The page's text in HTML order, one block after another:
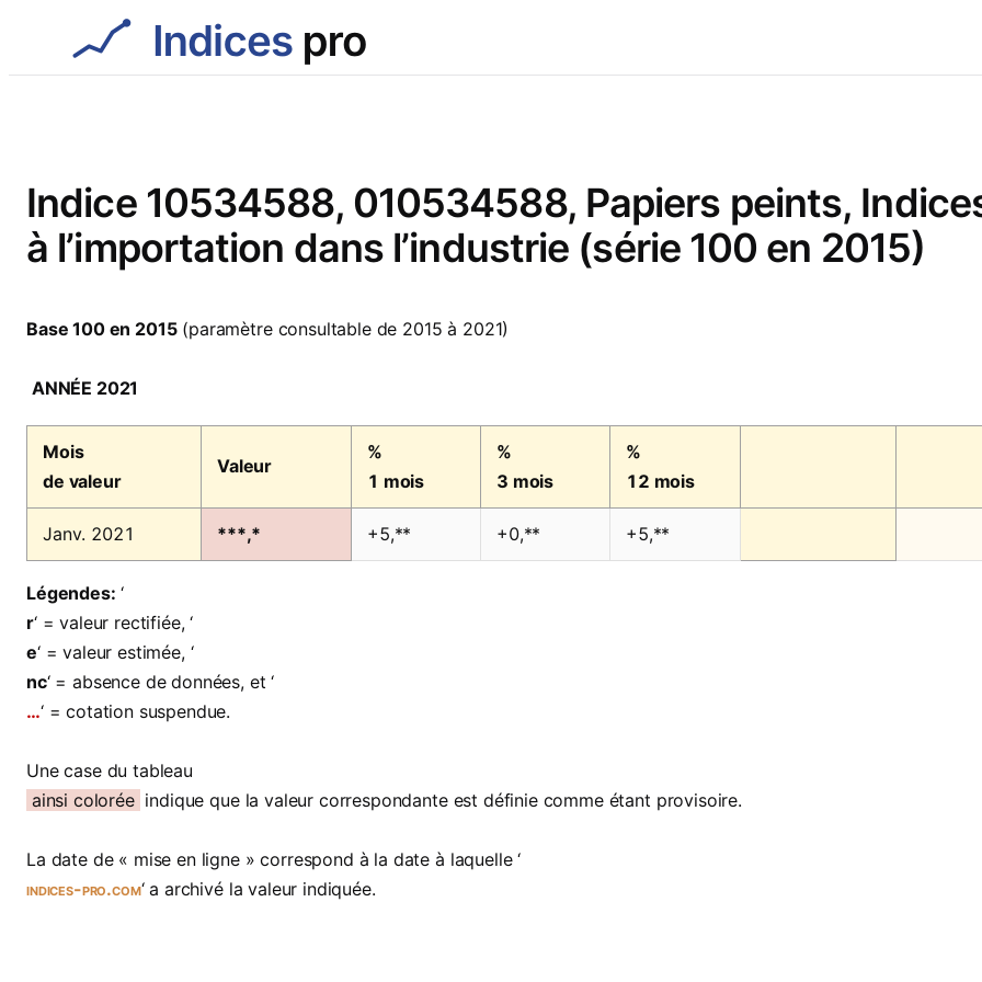
contenu
Indice 10534588, 010534588, Papiers peints,
à l’importation dans l’industrie (série 100 en 2015)
Base 100 en 2015(paramètre consultable de 2015 à 2021)
ANNÉE 2021
Mois
de valeur
Valeur
%
1 mois
%
3 mois
%
12 mois
Janv. 2021 ***,* +5,** +0,** +5,**
Légendes: ‘
r‘ = valeur rectifiée, ‘
e‘ = valeur estimée, ‘
nc‘ = absence de données, et ‘
…‘ = cotation suspendue.
Une case du tableau
ainsi colorée indique que la valeur correspondante est définie comme étant provisoire.
La date de « mise en ligne » correspond à la date à laquelle ‘
indices-pro.com‘ a archivé la valeur indiquée.